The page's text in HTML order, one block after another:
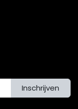
Inschrijven